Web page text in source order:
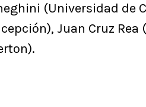
(Universidad de
Juan Cruz